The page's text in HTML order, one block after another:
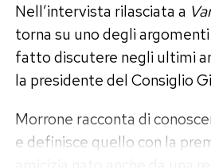
Nell’intervista rilasciata a
torna su uno degli
fatto discutere negli ultimi
la presidente del Consiglio
Morrone racconta di
e definisce quello con la